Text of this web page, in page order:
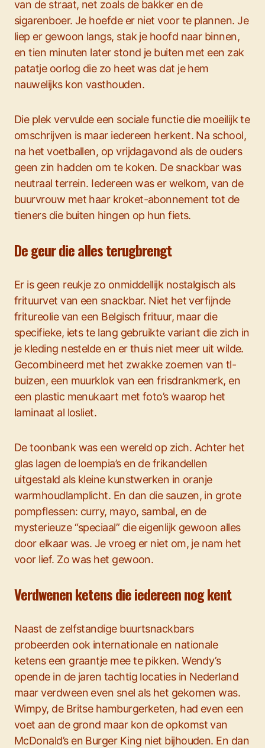
van de straat, net zoals de bakker en de
sigarenboer. Je hoefde er niet voor te plannen. Je
liep er gewoon langs, stak je hoofd naar binnen,
en tien minuten later stond je buiten met een zak
patatje oorlog die zo heet was dat je hem
nauwelijks kon vasthouden.
Die plek vervulde een sociale functie die moeilijk te
omschrijven is maar iedereen herkent. Na school,
na het voetballen, op vrijdagavond als de ouders
geen zin hadden om te koken. De snackbar was
neutraal terrein. Iedereen was er welkom, van de
buurvrouw met haar kroket-abonnement tot de
tieners die buiten hingen op hun fiets.
De geur die alles terugbrengt
Er is geen reukje zo onmiddellijk nostalgisch als
frituurvet van een snackbar. Niet het verfijnde
fritureolie van een Belgisch frituur, maar die
specifieke, iets te lang gebruikte variant die zich in
je kleding nestelde en er thuis niet meer uit wilde.
Gecombineerd met het zwakke zoemen van tl-
buizen, een muurklok van een frisdrankmerk, en
een plastic menukaart met foto’s waarop het
laminaat al losliet.
De toonbank was een wereld op zich. Achter het
glas lagen de loempia’s en de frikandellen
uitgestald als kleine kunstwerken in oranje
warmhoudlamplicht. En dan die sauzen, in grote
pompflessen: curry, mayo, sambal, en de
mysterieuze “speciaal” die eigenlijk gewoon alles
door elkaar was. Je vroeg er niet om, je nam het
voor lief. Zo was het gewoon.
Verdwenen ketens die iedereen nog kent
Naast de zelfstandige buurtsnackbars
probeerden ook internationale en nationale
ketens een graantje mee te pikken. Wendy’s
opende in de jaren tachtig locaties in Nederland
maar verdween even snel als het gekomen was.
Wimpy, de Britse hamburgerketen, had even een
voet aan de grond maar kon de opkomst van
McDonald’s en Burger King niet bijhouden. En dan